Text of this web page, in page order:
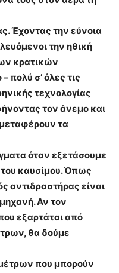
Έχοντας την εύνοια
την ηθική
κρατικών
πολύ σ’ όλες τις
τεχνολογίας
τον άνεμο και
τα
όταν εξετάσουμε
του καυσίμου. Όπως
αντιδραστήρας είναι
Αν τον
εξαρτάται από
θα δούμε
που μπορούν